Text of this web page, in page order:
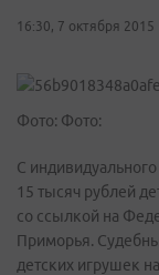
16:30, 7 октября 2015
Фото: Фото:
С
15 тысяч рублей
со ссылкой на
Приморья.
детских игрушек